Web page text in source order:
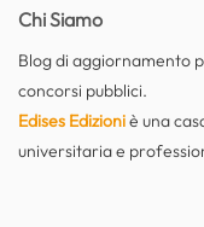
Chi Siamo
Blog di aggiornamento
concorsi pubblici.
Edises Edizioniè una
universitaria e